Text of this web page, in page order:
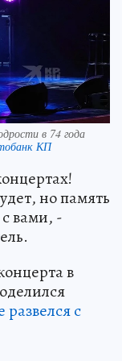
в 74 года
КП
но память
вами, -
в
развелся с